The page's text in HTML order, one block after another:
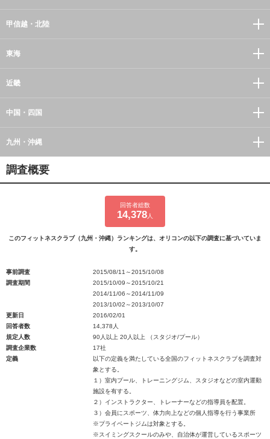
甲信越・北陸
東海
近畿
中国・四国
九州・沖縄
調査概要
回答者総数
14,378 人
このフィットネスクラブ（九州・沖縄）ランキングは、オリコンの以下の調査に基づいていま
す。
事前調査
2015/08/11～2015/10/08
調査期間
2015/10/09～2015/10/21
2014/11/06～2014/11/09
2013/10/02～2013/10/07
更新日
2016/02/01
回答者数
14,378人
規定人数
90人以上 20人以上 （スタジオ/プール）
調査企業数
17社
定義
以下の定義を満たしている全国のフィットネスクラブを調査対
象とする。
１）室内プール、トレーニングジム、スタジオなどの室内運動
施設を有する。
２）インストラクター、トレーナーなどの指導員を配置。
３）会員にスポーツ、体力向上などの個人指導を行う事業所
※プライベートジムは対象とする。
※スイミングスクールのみや、自治体が運営しているスポーツ